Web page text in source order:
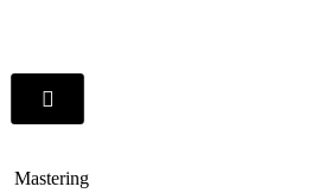
Mastering